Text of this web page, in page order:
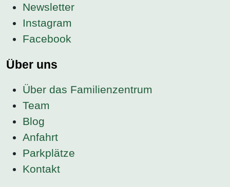
Newsletter
Instagram
Facebook
Über uns
Über das Familienzentrum
Team
Blog
Anfahrt
Parkplätze
Kontakt